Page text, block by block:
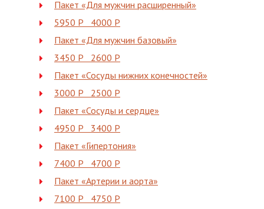
Пакет «Для мужчин расширенный»
5950 Р 4000 Р
Пакет «Для мужчин базовый»
3450 Р 2600 Р
Пакет «Сосуды нижних конечностей»
3000 Р 2500 Р
Пакет «Сосуды и сердце»
4950 Р 3400 Р
Пакет «Гипертония»
7400 Р 4700 Р
Пакет «Артерии и аорта»
7100 Р 4750 Р